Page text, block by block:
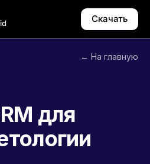
Скачать
← На главную
для